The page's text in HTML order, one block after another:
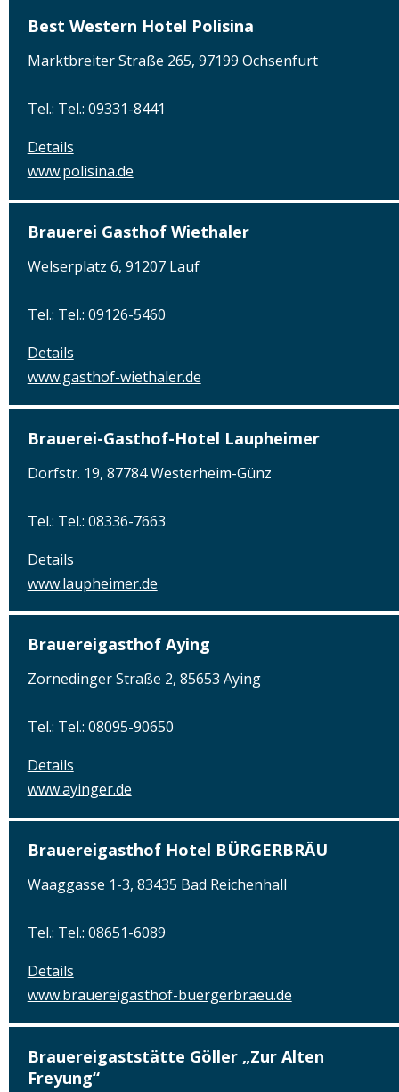
Best Western Hotel Polisina
Marktbreiter Straße 265, 97199 Ochsenfurt
Tel.: Tel.: 09331-8441
Details
www.polisina.de
Brauerei Gasthof Wiethaler
Welserplatz 6, 91207 Lauf
Tel.: Tel.: 09126-5460
Details
www.gasthof-wiethaler.de
Brauerei-Gasthof-Hotel Laupheimer
Dorfstr. 19, 87784 Westerheim-Günz
Tel.: Tel.: 08336-7663
Details
www.laupheimer.de
Brauereigasthof Aying
Zornedinger Straße 2, 85653 Aying
Tel.: Tel.: 08095-90650
Details
www.ayinger.de
Brauereigasthof Hotel BÜRGERBRÄU
Waaggasse 1-3, 83435 Bad Reichenhall
Tel.: Tel.: 08651-6089
Details
www.brauereigasthof-buergerbraeu.de
Brauereigaststätte Göller „Zur Alten
Freyung“